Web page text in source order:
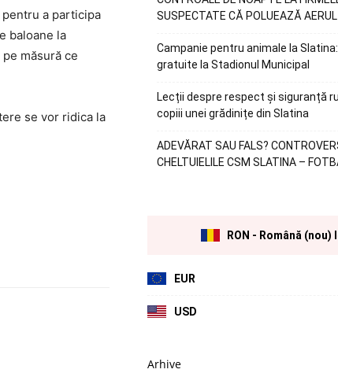
a participa
baloane la
măsură ce
se vor ridica la
SUSPECTATE CĂ POLUEAZĂ
Campanie pentru animale la
gratuite la Stadionul Municipal
Lecții despre respect și siguranță
copiii unei grădinițe din Slatina
ADEVĂRAT SAU FALS?
CHELTUIELILE CSM SLATINA –
RON - Română (nou)
EUR
USD
Arhive